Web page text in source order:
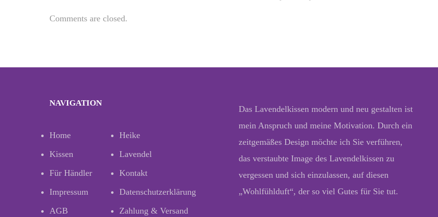
Comments are closed.
NAVIGATION
Home
Heike
Kissen
Lavendel
Für Händler
Kontakt
Impressum
Datenschutzerklärung
AGB
Zahlung & Versand
Das Lavendelkissen modern und neu gestalten ist
mein Anspruch und meine Motivation. Durch ein
zeitgemäßes Design möchte ich Sie verführen,
das verstaubte Image des Lavendelkissen zu
vergessen und sich einzulassen, auf diesen
„Wohlfühlduft“, der so viel Gutes für Sie tut.